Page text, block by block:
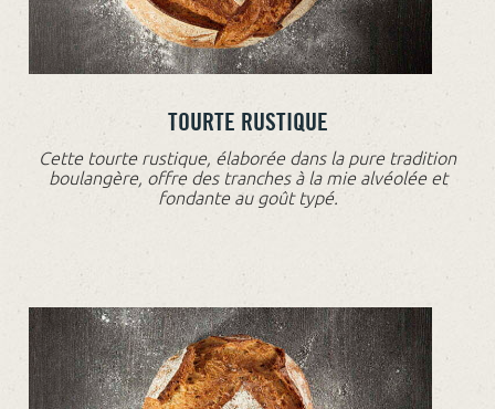
TOURTE RUSTIQUE
Cette tourte rustique, élaborée dans la pure tradition
boulangère, offre des tranches à la mie alvéolée et
fondante au goût typé.